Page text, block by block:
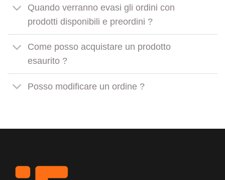
Quando verranno evasi gli ordini con
prodotti disponibili e preordini ?
Come posso acquistare un prodotto
esaurito ?
Posso modificare un ordine ?